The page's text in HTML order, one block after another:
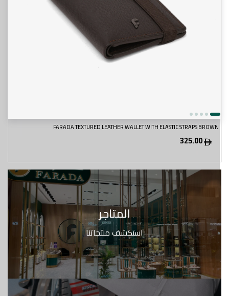
FARADA TEXTURED LEATHER WALLET WITH ELASTIC STRAPS BROWN
المتاجر
استكشف منتجاتنا